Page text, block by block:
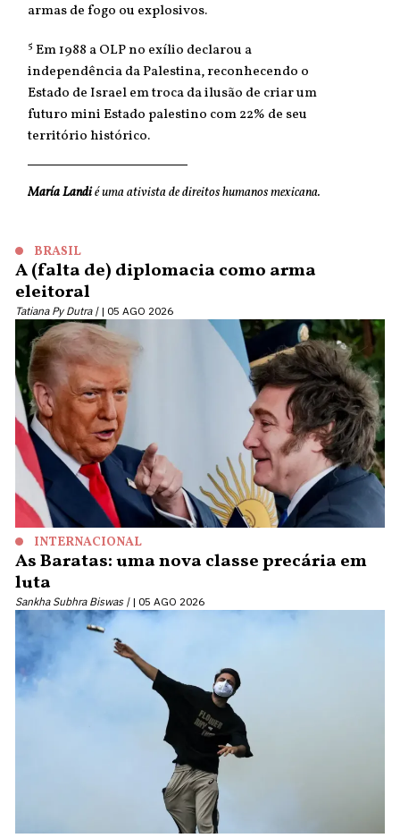
armas de fogo ou explosivos.
5 Em 1988 a OLP no exílio declarou a
independência da Palestina, reconhecendo o
Estado de Israel em troca da ilusão de criar um
futuro mini Estado palestino com 22% de seu
território histórico.
María Landié uma ativista de direitos humanos mexicana.
BRASIL
A (falta de) diplomacia como arma
eleitoral
Tatiana Py Dutra | 05 AGO 2026
INTERNACIONAL
As Baratas: uma nova classe precária em
luta
Sankha Subhra Biswas | 05 AGO 2026